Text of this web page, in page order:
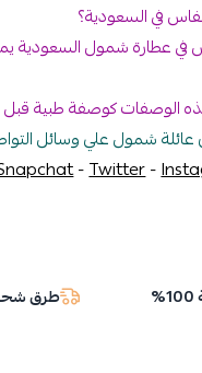
في السعودية؟
في عطارة شمول السعودية
الوصفات كوصفة طبية قبل
عائلة شمول علي وسائل
-Twitter-
طرق